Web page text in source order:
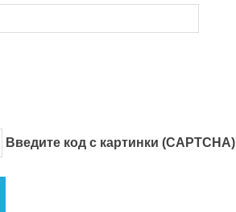
Введите код с картинки (CAPTCHA)